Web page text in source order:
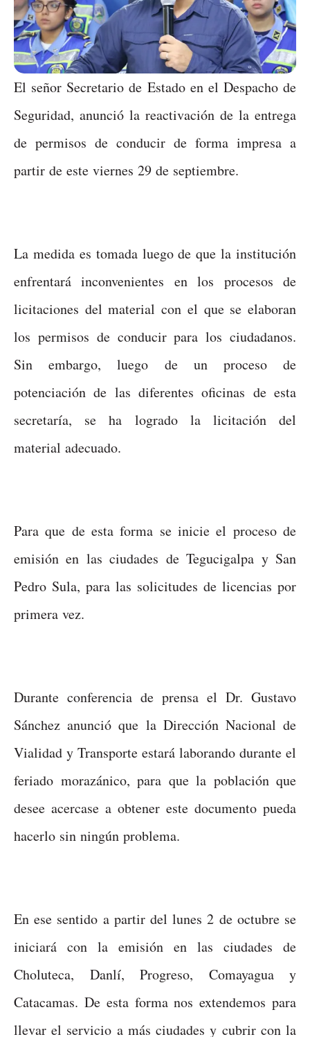
El señor Secretario de Estado en el Despacho de
Seguridad, anunció la reactivación de la entrega
de permisos de conducir de forma impresa a
partir de este viernes 29 de septiembre.
La medida es tomada luego de que la institución
enfrentará inconvenientes en los procesos de
licitaciones del material con el que se elaboran
los permisos de conducir para los ciudadanos.
Sin embargo, luego de un proceso de
potenciación de las diferentes oficinas de esta
secretaría, se ha logrado la licitación del
material adecuado.
Para que de esta forma se inicie el proceso de
emisión en las ciudades de Tegucigalpa y San
Pedro Sula, para las solicitudes de licencias por
primera vez.
Durante conferencia de prensa el Dr. Gustavo
Sánchez anunció que la Dirección Nacional de
Vialidad y Transporte estará laborando durante el
feriado morazánico, para que la población que
desee acercase a obtener este documento pueda
hacerlo sin ningún problema.
En ese sentido a partir del lunes 2 de octubre se
iniciará con la emisión en las ciudades de
Choluteca, Danlí, Progreso, Comayagua y
Catacamas. De esta forma nos extendemos para
llevar el servicio a más ciudades y cubrir con la